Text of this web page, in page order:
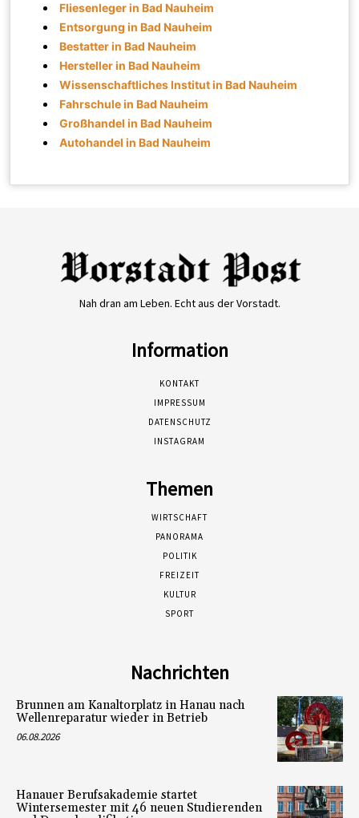
Fliesenleger in Bad Nauheim
Entsorgung in Bad Nauheim
Bestatter in Bad Nauheim
Hersteller in Bad Nauheim
Wissenschaftliches Institut in Bad Nauheim
Fahrschule in Bad Nauheim
Großhandel in Bad Nauheim
Autohandel in Bad Nauheim
Nah dran am Leben. Echt aus der Vorstadt.
Information
KONTAKT
IMPRESSUM
DATENSCHUTZ
INSTAGRAM
Themen
WIRTSCHAFT
PANORAMA
POLITIK
FREIZEIT
KULTUR
SPORT
Nachrichten
Brunnen am Kanaltorplatz in Hanau nach
Wellenreparatur wieder in Betrieb
06.08.2026
Hanauer Berufsakademie startet
Wintersemester mit 46 neuen Studierenden